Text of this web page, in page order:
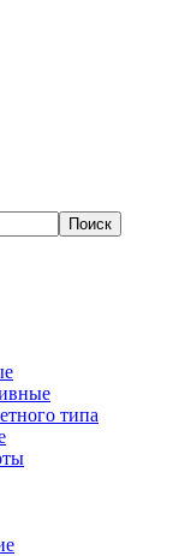
типа